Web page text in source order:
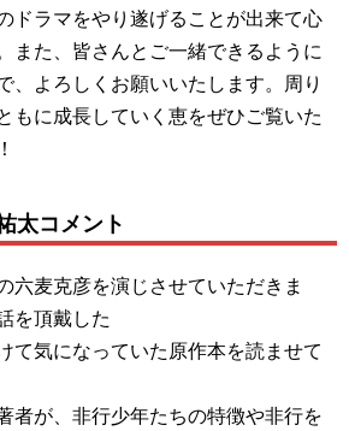
ドラマをやり遂げることが出来て心
また、皆さんとご一緒できるように
、よろしくお願いいたします。周り
もに成長していく恵をぜひご覧いた
太コメント
六麦克彦を演じさせていただきま
を頂戴した
て気になっていた原作本を読ませて
者が、非行少年たちの特徴や非行を